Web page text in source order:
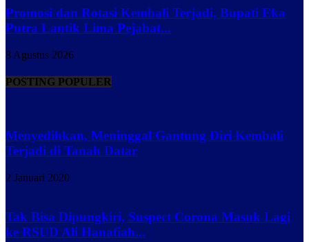
Promosi dan Rotasi Kembali Terjadi, Bupati Eka
Putra Lantik Lima Pejabat...
8 Agustus 2026
POSTING POPULER
Menyedihkan, Meninggal Gantung Diri Kembali
Terjadi di Tanah Datar
2 Januari 2020
Tak Bisa Dipungkiri, Suspect Corona Masuk Lagi
ke RSUD Ali Hanafiah...